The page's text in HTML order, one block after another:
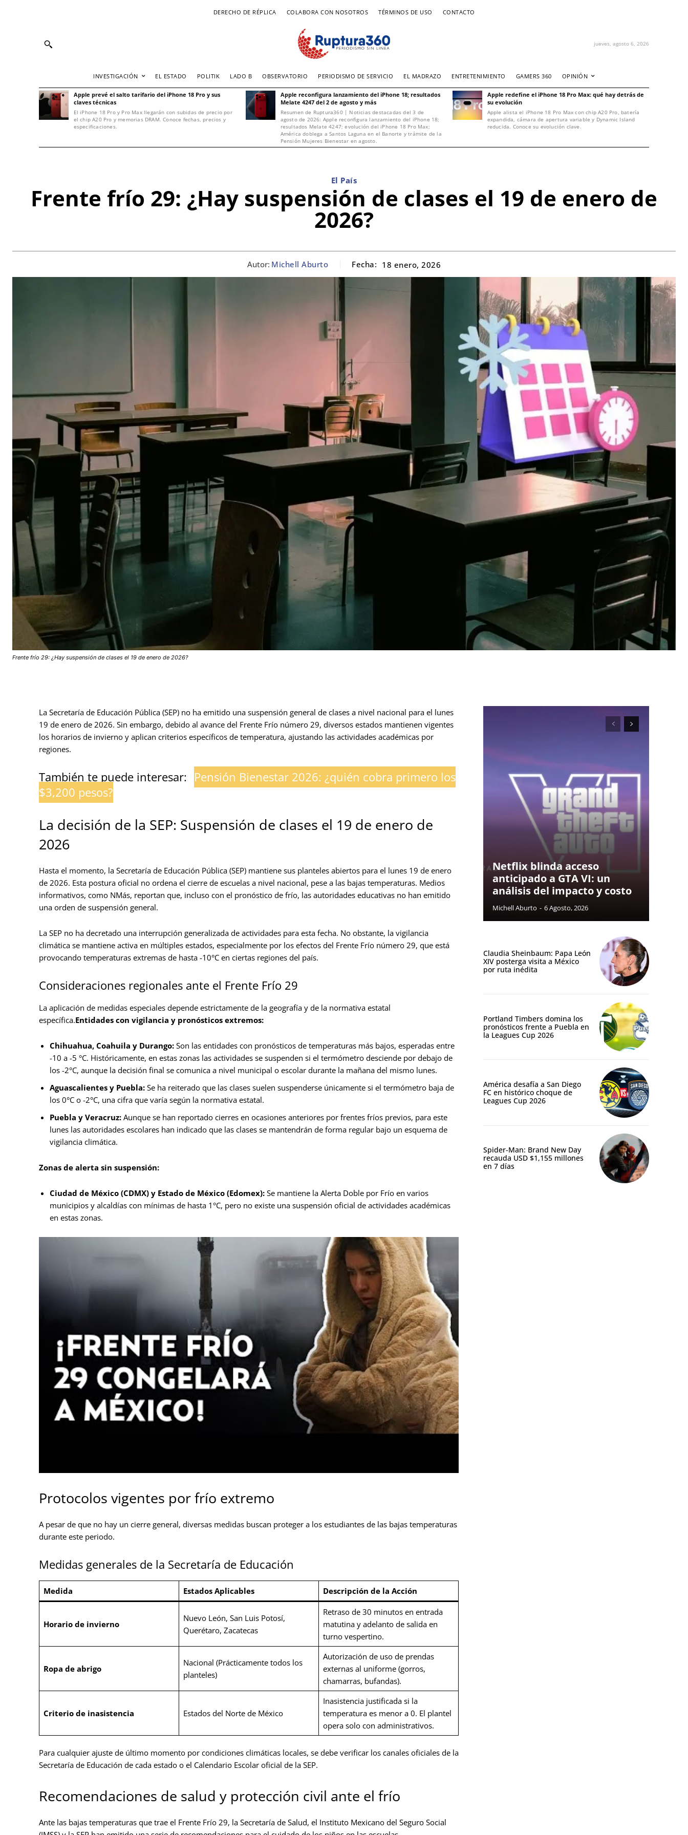
DERECHO DE RÉPLICA COLABORA CON NOSOTROS TÉRMINOS DE USO CONTACTO
jueves, agosto 6, 2026
INVESTIGACIÓN EL ESTADO POLITIK LADO B OBSERVATORIO PERIODISMO DE SERVICIO EL MADRAZO ENTRETENIMIENTO GAMERS 360 OPINIÓN
Apple prevé el salto tarifario del iPhone 18 Pro y sus
claves técnicas
El iPhone 18 Pro y Pro Max llegarán con subidas de precio por
el chip A20 Pro y memorias DRAM. Conoce fechas, precios y
especificaciones.
Apple reconfigura lanzamiento del iPhone 18; resultados
Melate 4247 del 2 de agosto y más
Resumen de Ruptura360 | Noticias destacadas del 3 de
agosto de 2026: Apple reconfigura lanzamiento del iPhone 18;
resultados Melate 4247; evolución del iPhone 18 Pro Max;
América doblega a Santos Laguna en el Banorte y trámite de la
Pensión Mujeres Bienestar en agosto.
Apple redefine el iPhone 18 Pro Max: qué hay detrás de
su evolución
Apple alista el iPhone 18 Pro Max con chip A20 Pro, batería
expandida, cámara de apertura variable y Dynamic Island
reducida. Conoce su evolución clave.
El País
Frente frío 29: ¿Hay suspensión de clases el 19 de enero de
2026?
Autor: Michell Aburto Fecha: 18 enero, 2026
Frente frío 29: ¿Hay suspensión de clases el 19 de enero de 2026?
La Secretaría de Educación Pública (SEP) no ha emitido una suspensión general de clases a nivel nacional para el lunes
19 de enero de 2026. Sin embargo, debido al avance del Frente Frío número 29, diversos estados mantienen vigentes
los horarios de invierno y aplican criterios específicos de temperatura, ajustando las actividades académicas por
regiones.
También te puede interesar: Pensión Bienestar 2026: ¿quién cobra primero los
$3,200 pesos?
La decisión de la SEP: Suspensión de clases el 19 de enero de
2026
Hasta el momento, la Secretaría de Educación Pública (SEP) mantiene sus planteles abiertos para el lunes 19 de enero
de 2026. Esta postura oficial no ordena el cierre de escuelas a nivel nacional, pese a las bajas temperaturas. Medios
informativos, como NMás, reportan que, incluso con el pronóstico de frío, las autoridades educativas no han emitido
una orden de suspensión general.
La SEP no ha decretado una interrupción generalizada de actividades para esta fecha. No obstante, la vigilancia
climática se mantiene activa en múltiples estados, especialmente por los efectos del Frente Frío número 29, que está
provocando temperaturas extremas de hasta -10°C en ciertas regiones del país.
Consideraciones regionales ante el Frente Frío 29
La aplicación de medidas especiales depende estrictamente de la geografía y de la normativa estatal
específica.Entidades con vigilancia y pronósticos extremos:
Chihuahua, Coahuila y Durango: Son las entidades con pronósticos de temperaturas más bajos, esperadas entre
-10 a -5 °C. Históricamente, en estas zonas las actividades se suspenden si el termómetro desciende por debajo de
los -2°C, aunque la decisión final se comunica a nivel municipal o escolar durante la mañana del mismo lunes.
Aguascalientes y Puebla: Se ha reiterado que las clases suelen suspenderse únicamente si el termómetro baja de
los 0°C o -2°C, una cifra que varía según la normativa estatal.
Puebla y Veracruz: Aunque se han reportado cierres en ocasiones anteriores por frentes fríos previos, para este
lunes las autoridades escolares han indicado que las clases se mantendrán de forma regular bajo un esquema de
vigilancia climática.
Zonas de alerta sin suspensión:
Ciudad de México (CDMX) y Estado de México (Edomex): Se mantiene la Alerta Doble por Frío en varios
municipios y alcaldías con mínimas de hasta 1°C, pero no existe una suspensión oficial de actividades académicas
en estas zonas.
Protocolos vigentes por frío extremo
A pesar de que no hay un cierre general, diversas medidas buscan proteger a los estudiantes de las bajas temperaturas
durante este periodo.
Medidas generales de la Secretaría de Educación
Medida Estados Aplicables Descripción de la Acción
Horario de invierno
Nuevo León, San Luis Potosí,
Querétaro, Zacatecas
Retraso de 30 minutos en entrada
matutina y adelanto de salida en
turno vespertino.
Ropa de abrigo
Nacional (Prácticamente todos los
planteles)
Autorización de uso de prendas
externas al uniforme (gorros,
chamarras, bufandas).
Criterio de inasistencia Estados del Norte de México
Inasistencia justificada si la
temperatura es menor a 0. El plantel
opera solo con administrativos.
Para cualquier ajuste de último momento por condiciones climáticas locales, se debe verificar los canales oficiales de la
Secretaría de Educación de cada estado o el Calendario Escolar oficial de la SEP.
Recomendaciones de salud y protección civil ante el frío
Ante las bajas temperaturas que trae el Frente Frío 29, la Secretaría de Salud, el Instituto Mexicano del Seguro Social
Netflix blinda acceso
anticipado a GTA VI: un
análisis del impacto y costo
Michell Aburto - 6 Agosto, 2026
Claudia Sheinbaum: Papa León
XIV posterga visita a México
por ruta inédita
Portland Timbers domina los
pronósticos frente a Puebla en
la Leagues Cup 2026
América desafía a San Diego
FC en histórico choque de
Leagues Cup 2026
Spider-Man: Brand New Day
recauda USD $1,155 millones
en 7 días